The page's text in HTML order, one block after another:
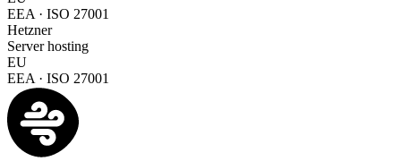
EEA · ISO 27001
Hetzner
Server hosting
EU
EEA · ISO 27001